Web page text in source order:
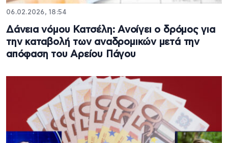
06.02.2026, 18:54
Δάνεια νόμου Κατσέλη: Ανοίγει ο δρόμος για
την καταβολή των αναδρομικών μετά την
απόφαση του Αρείου Πάγου